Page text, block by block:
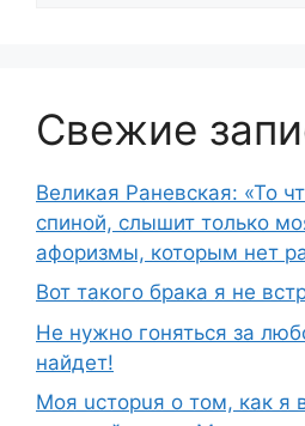
Свежие
Великая Раневская: «То
спиной, слышит только
афоризмы, которым нет
Вот такого брака я не
Не нужно гоняться за
найдет!
Moя ucтopuя о том, как я